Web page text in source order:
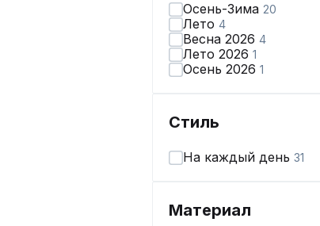
Осень-Зима 20
Лето 4
Весна 2026 4
Лето 2026 1
Осень 2026 1
Стиль
На каждый день 31
Материал